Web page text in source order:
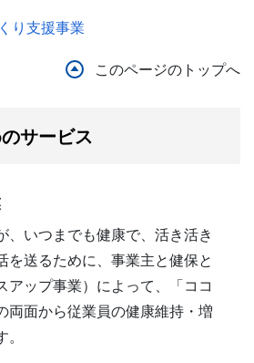
り支援事業
このページのトップへ
サービス
、いつまでも健康で、活き活き
を送るために、事業主と健保と
アップ事業）によって、「ココ
両面から従業員の健康維持・増